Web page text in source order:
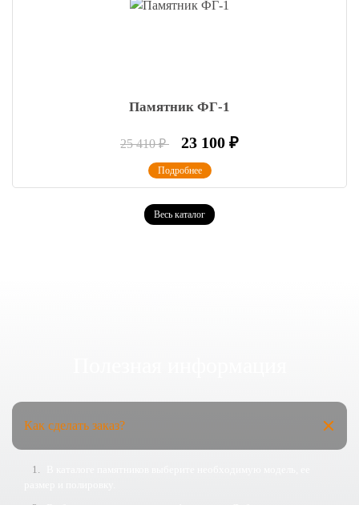
Памятник ФГ-1
25 410 ₽ 23 100 ₽
Подробнее
Весь каталог
Как сделать заказ?